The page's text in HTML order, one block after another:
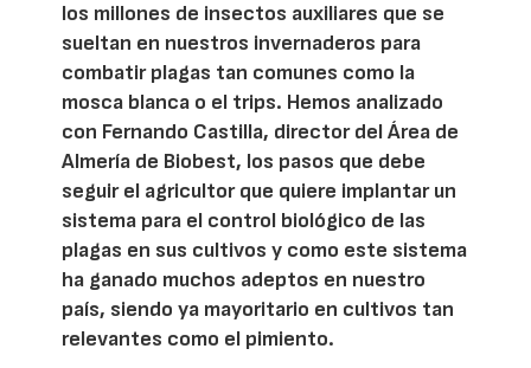
los millones de insectos auxiliares que se
sueltan en nuestros invernaderos para
combatir plagas tan comunes como la
mosca blanca o el trips. Hemos analizado
con Fernando Castilla, director del Área de
Almería de Biobest, los pasos que debe
seguir el agricultor que quiere implantar un
sistema para el control biológico de las
plagas en sus cultivos y como este sistema
ha ganado muchos adeptos en nuestro
país, siendo ya mayoritario en cultivos tan
relevantes como el pimiento.